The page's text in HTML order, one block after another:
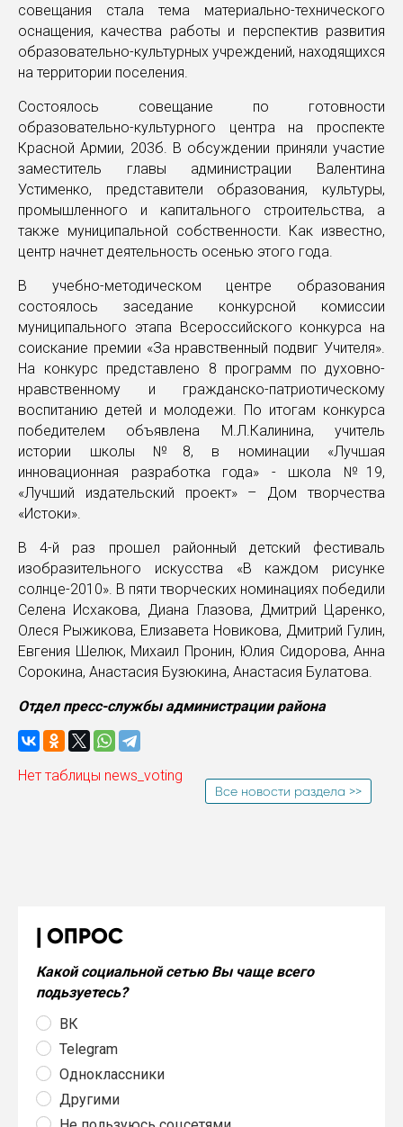
совещания стала тема материально-технического
оснащения, качества работы и перспектив развития
образовательно-культурных учреждений, находящихся
на территории поселения.
Состоялось совещание по готовности
образовательно-культурного центра на проспекте
Красной Армии, 203б. В обсуждении приняли участие
заместитель главы администрации Валентина
Устименко, представители образования, культуры,
промышленного и капитального строительства, а
также муниципальной собственности. Как известно,
центр начнет деятельность осенью этого года.
В учебно-методическом центре образования
состоялось заседание конкурсной комиссии
муниципального этапа Всероссийского конкурса на
соискание премии «За нравственный подвиг Учителя».
На конкурс представлено 8 программ по духовно-
нравственному и гражданско-патриотическому
воспитанию детей и молодежи. По итогам конкурса
победителем объявлена М.Л.Калинина, учитель
истории школы №8, в номинации «Лучшая
инновационная разработка года» - школа №19,
«Лучший издательский проект» – Дом творчества
«Истоки».
В 4-й раз прошел районный детский фестиваль
изобразительного искусства «В каждом рисунке
солнце-2010». В пяти творческих номинациях победили
Селена Исхакова, Диана Глазова, Дмитрий Царенко,
Олеся Рыжикова, Елизавета Новикова, Дмитрий Гулин,
Евгения Шелюк, Михаил Пронин, Юлия Сидорова, Анна
Сорокина, Анастасия Бузюкина, Анастасия Булатова.
Отдел пресс-службы администрации района
Нет таблицы news_voting
Все новости раздела >>
ОПРОС
Какой социальной сетью Вы чаще всего
подьзуетесь?
ВК
Telegram
Одноклассники
Другими